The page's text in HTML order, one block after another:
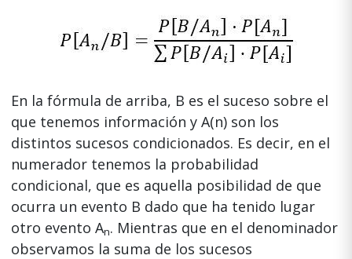
En la fórmula de arriba, B es el suceso sobre el
que tenemos información y A(n) son los
distintos sucesos condicionados. Es decir, en el
numerador tenemos la probabilidad
condicional, que es aquella posibilidad de que
ocurra un evento B dado que ha tenido lugar
otro evento An. Mientras que en el denominador
observamos la suma de los sucesos